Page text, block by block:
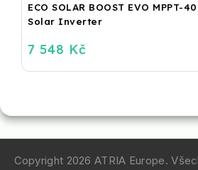
ECO SOLAR BOOST EVO MPPT-
Solar Inverter
7 548 Kč
Copyright 2026ATRIA Europe.